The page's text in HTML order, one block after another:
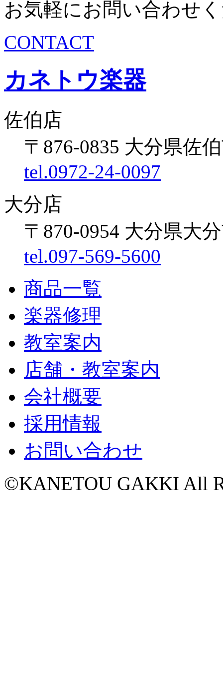
お気軽にお問い合わせ
CONTACT
カネトウ楽器
佐伯店
〒876-0835 大分県佐
tel.0972-24-0097
大分店
〒870-0954 大分県大
tel.097-569-5600
商品一覧
楽器修理
教室案内
店舗・教室案内
会社概要
採用情報
お問い合わせ
©KANETOU GAKKI All